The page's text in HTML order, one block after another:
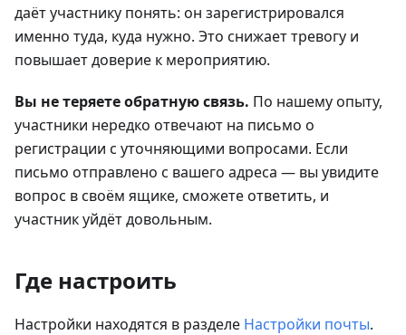
даёт участнику понять: он зарегистрировался
именно туда, куда нужно. Это снижает тревогу и
повышает доверие к мероприятию.
Вы не теряете обратную связь. По нашему опыту,
участники нередко отвечают на письмо о
регистрации с уточняющими вопросами. Если
письмо отправлено с вашего адреса — вы увидите
вопрос в своём ящике, сможете ответить, и
участник уйдёт довольным.
Где настроить
Настройки находятся в разделе Настройки почты.